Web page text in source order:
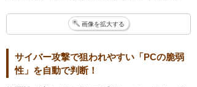
画像を拡大する
サイバー攻撃で狙われやすい「PCの脆弱
性」を自動で判断！